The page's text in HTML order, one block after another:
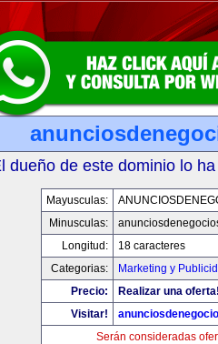
dueño de este dominio lo
Mayusculas:
Minusculas:
Longitud:
18 caracteres
Categorias:
Marketing y
Precio:
Realizar una
Visitar!
Serán consideradas